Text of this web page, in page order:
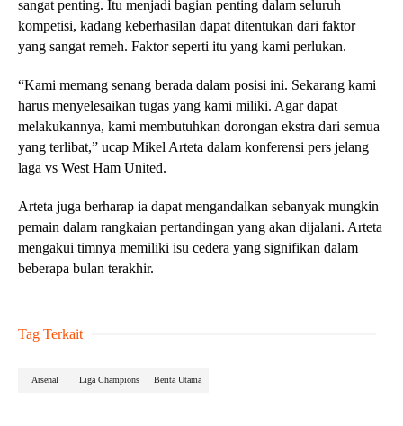
sangat penting. Itu menjadi bagian penting dalam seluruh
kompetisi, kadang keberhasilan dapat ditentukan dari faktor
yang sangat remeh. Faktor seperti itu yang kami perlukan.
“Kami memang senang berada dalam posisi ini. Sekarang kami
harus menyelesaikan tugas yang kami miliki. Agar dapat
melakukannya, kami membutuhkan dorongan ekstra dari semua
yang terlibat,” ucap Mikel Arteta dalam konferensi pers jelang
laga vs West Ham United.
Arteta juga berharap ia dapat mengandalkan sebanyak mungkin
pemain dalam rangkaian pertandingan yang akan dijalani. Arteta
mengakui timnya memiliki isu cedera yang signifikan dalam
beberapa bulan terakhir.
Tag Terkait
Arsenal Liga Champions Berita Utama